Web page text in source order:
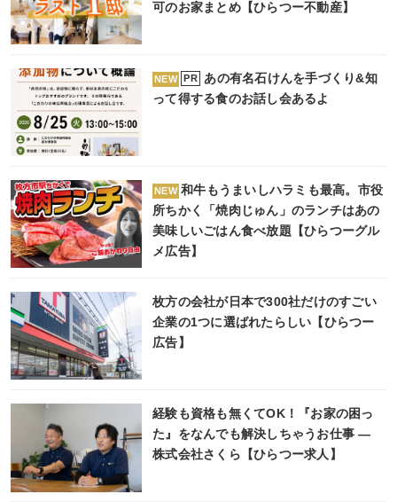
可のお家まとめ【ひらつー不動産】
NEW PR
あの有名石けんを手づくり&知
って得する食のお話し会あるよ
NEW 和牛もうまいしハラミも最高。市役
所ちかく「焼肉じゅん」のランチはあの
美味しいごはん食べ放題【ひらつーグル
メ広告】
枚方の会社が日本で300社だけのすごい
企業の1つに選ばれたらしい【ひらつー
広告】
経験も資格も無くてOK！『お家の困っ
た』をなんでも解決しちゃうお仕事 ―
株式会社さくら【ひらつー求人】